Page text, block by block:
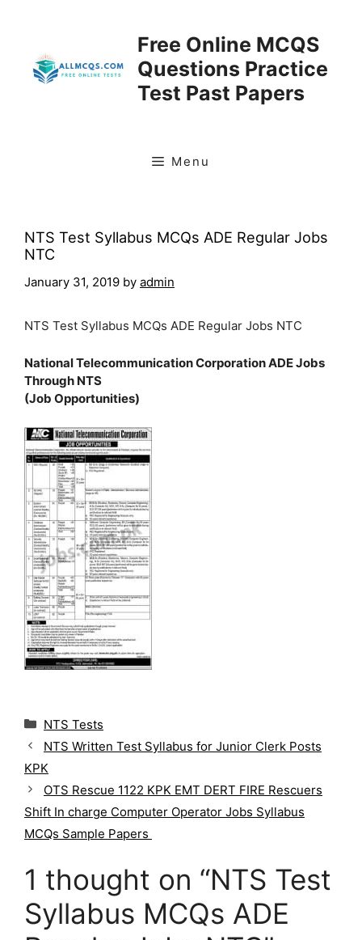
Free Online MCQS
Questions Practice
Test Past Papers
Menu
NTS Test Syllabus MCQs ADE Regular Jobs
NTC
January 31, 2019 by admin
NTS Test Syllabus MCQs ADE Regular Jobs NTC
National Telecommunication Corporation ADE Jobs
Through NTS
(Job Opportunities)
C
t
e
g
o
r
i
s
NTS Tests
NTS Written Test Syllabus for Junior Clerk Posts
KPK
OTS Rescue 1122 KPK EMT DERT FIRE Rescuers
Shift In charge Computer Operator Jobs Syllabus
MCQs Sample Papers
1 thought on “NTS Test
Syllabus MCQs ADE